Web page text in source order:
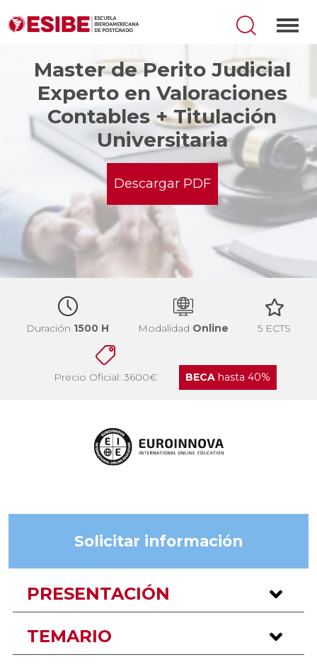
Master de Perito Judicial
Experto en Valoraciones
Contables + Titulación
Universitaria
Descargar PDF
Duración 1500 H Modalidad Online 5 ECTS
Precio Oficial: 3600€ BECAhasta 40%
Solicitar información
PRESENTACIÓN
TEMARIO